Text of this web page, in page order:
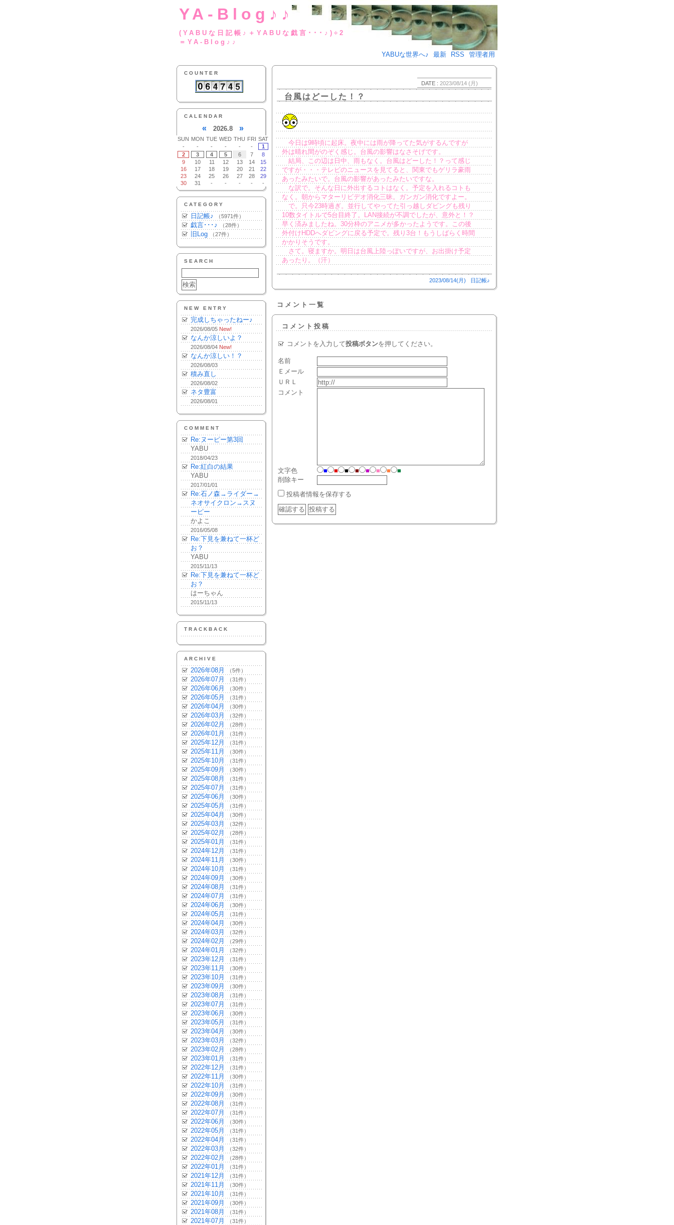
YA-Blog♪♪
(YABUな日記帳♪＋YABUな戯言･･･♪)÷2
＝YA-Blog♪♪
YABUな世界へ♪
最新 RSS 管理者用
COUNTER
CALENDAR
« 2026.8 »
SUN MON TUE WED THU FRI SAT
-
- - - - -
1
2
3 4 5 6 7
8
9
10 11 12 13 14
15
16
17 18 19 20 21
22
23
24 25 26 27 28
29
30
31 - - - - -
CATEGORY
日記帳♪ （5971件）
戯言･･･♪ （28件）
旧Log （27件）
SEARCH
NEW ENTRY
完成しちゃったねー♪
2026/08/05 New!
なんか涼しいよ？
2026/08/04 New!
なんか涼しい！？
2026/08/03
積み直し
2026/08/02
ネタ豊富
2026/08/01
COMMENT
Re:ヌーピー第3回
YABU
2018/04/23
Re:紅白の結果
YABU
2017/01/01
Re:石ノ森→ライダー→
ネオサイクロン→スヌ
ーピー
かよこ
2016/05/08
Re:下見を兼ねて一杯ど
お？
YABU
2015/11/13
Re:下見を兼ねて一杯ど
お？
はーちゃん
2015/11/13
TRACKBACK
ARCHIVE
2026年08月 （5件）
2026年07月 （31件）
2026年06月 （30件）
2026年05月 （31件）
2026年04月 （30件）
2026年03月 （32件）
2026年02月 （28件）
2026年01月 （31件）
2025年12月 （31件）
2025年11月 （30件）
2025年10月 （31件）
2025年09月 （30件）
2025年08月 （31件）
2025年07月 （31件）
2025年06月 （30件）
2025年05月 （31件）
2025年04月 （30件）
2025年03月 （32件）
2025年02月 （28件）
2025年01月 （31件）
2024年12月 （31件）
2024年11月 （30件）
2024年10月 （31件）
2024年09月 （30件）
2024年08月 （31件）
2024年07月 （31件）
2024年06月 （30件）
2024年05月 （31件）
2024年04月 （30件）
2024年03月 （32件）
2024年02月 （29件）
2024年01月 （32件）
2023年12月 （31件）
2023年11月 （30件）
2023年10月 （31件）
2023年09月 （30件）
2023年08月 （31件）
2023年07月 （31件）
2023年06月 （30件）
2023年05月 （31件）
2023年04月 （30件）
2023年03月 （32件）
2023年02月 （28件）
2023年01月 （31件）
2022年12月 （31件）
2022年11月 （30件）
2022年10月 （31件）
2022年09月 （30件）
2022年08月 （31件）
2022年07月 （31件）
2022年06月 （30件）
2022年05月 （31件）
2022年04月 （31件）
2022年03月 （32件）
2022年02月 （28件）
2022年01月 （31件）
2021年12月 （31件）
2021年11月 （30件）
2021年10月 （31件）
2021年09月 （30件）
2021年08月 （31件）
2021年07月 （31件）
DATE : 2023/08/14 (月)
台風はどーした！？
今日は9時頃に起床。夜中には雨が降ってた気がするんですが
外は晴れ間がのぞく感じ。台風の影響はなさそげです。
結局、この辺は日中、雨もなく。台風はどーした！？って感じ
ですが・・・テレビのニュースを見てると、関東でもゲリラ豪雨
あったみたいで。台風の影響があったみたいですな。
な訳で。そんな日に外出するコトはなく。予定を入れるコトも
なく。朝からマターリビデオ消化三昧。ガンガン消化ですよー。
で。只今23時過ぎ。並行してやってた引っ越しダビングも残り
10数タイトルで5台目終了。LAN接続が不調でしたが、意外と！？
早く済みましたね。30分枠のアニメが多かったようです。この後
外付けHDDへダビングに戻る予定で。残り3台！もうしばらく時間
かかりそうです。
さて。寝ますか。明日は台風上陸っぽいですが、お出掛け予定
あったり。（汗）
2023/08/14(月) 日記帳♪
コメント一覧
コメント投稿
コメントを入力して投稿ボタンを押してください。
名前
Ｅメール
ＵＲＬ
コメント
文字色 ■ ■ ■ ■ ■ ■ ■
■
削除キー
投稿者情報を保存する